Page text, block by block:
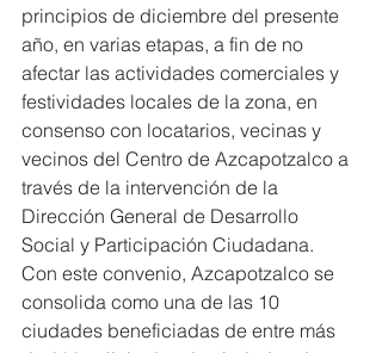
principios de diciembre del presente
año, en varias etapas, a fin de no
afectar las actividades comerciales y
festividades locales de la zona, en
consenso con locatarios, vecinas y
vecinos del Centro de Azcapotzalco a
través de la intervención de la
Dirección General de Desarrollo
Social y Participación Ciudadana.
Con este convenio, Azcapotzalco se
consolida como una de las 10
ciudades beneficiadas de entre más